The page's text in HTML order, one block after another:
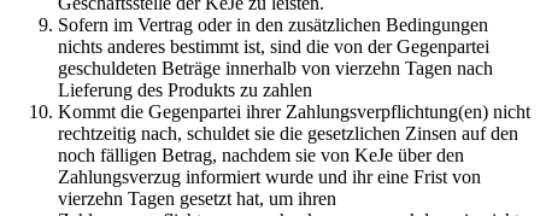
Sofern im Vertrag oder in den zusätzlichen Bedingungen
nichts anderes bestimmt ist, sind die von der Gegenpartei
geschuldeten Beträge innerhalb von vierzehn Tagen nach
Lieferung des Produkts zu zahlen
Kommt die Gegenpartei ihrer Zahlungsverpflichtung(en) nicht
rechtzeitig nach, schuldet sie die gesetzlichen Zinsen auf den
noch fälligen Betrag, nachdem sie von KeJe über den
Zahlungsverzug informiert wurde und ihr eine Frist von
vierzehn Tagen gesetzt hat, um ihren